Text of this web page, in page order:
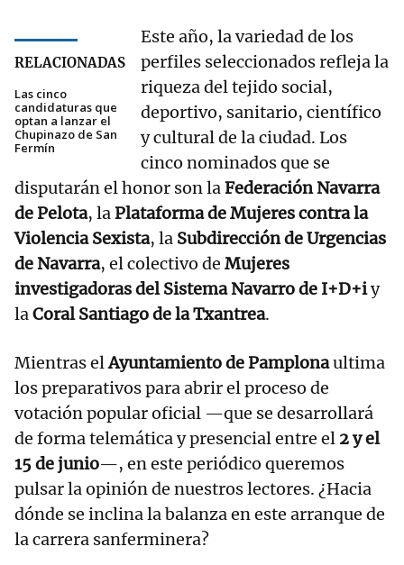
RELACIONADAS
Las cinco
candidaturas que
optan a lanzar el
Chupinazo de San
Fermín
Este año, la variedad de los
perfiles seleccionados refleja la
riqueza del tejido social,
deportivo, sanitario, científico
y cultural de la ciudad. Los
cinco nominados que se
disputarán el honor son laFederación Navarra
de Pelota, laPlataforma de Mujeres contra la
Violencia Sexista, la Subdirección de Urgencias
de Navarra, el colectivo de Mujeres
investigadoras del Sistema Navarro de I+D+iy
laCoral Santiago de la Txantrea.
Mientras elAyuntamiento de Pamplonaultima
los preparativos para abrir el proceso de
votación popular oficial —que se desarrollará
de forma telemática y presencial entre el 2 y el
15 de junio—, en este periódico queremos
pulsar la opinión de nuestros lectores. ¿Hacia
dónde se inclina la balanza en este arranque de
la carrera sanferminera?